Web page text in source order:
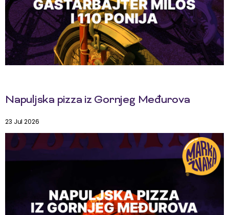
Napuljska pizza iz Gornjeg Međurova
23 Jul 2026